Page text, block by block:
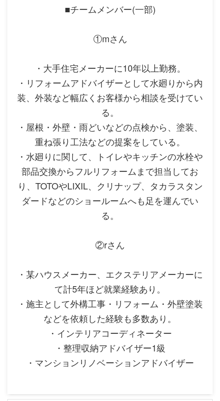
■チームメンバー(一部)
①mさん
・大手住宅メーカーに10年以上勤務。
・リフォームアドバイザーとして水廻りから内
装、外装など幅広くお客様から相談を受けてい
る。
・屋根・外壁・雨どいなどの点検から、塗装、
重ね張り工法などの提案をしている。
・水廻りに関して、トイレやキッチンの水栓や
部品交換からフルリフォームまで担当してお
り、TOTOやLIXIL、クリナップ、タカラスタン
ダードなどのショールームへも足を運んでい
る。
②rさん
・某ハウスメーカー、エクステリアメーカーに
て計5年ほど就業経験あり。
・施主として外構工事・リフォーム・外壁塗装
などを依頼した経験も多数あり。
・インテリアコーディネーター
・整理収納アドバイザー1級
・マンションリノベーションアドバイザー